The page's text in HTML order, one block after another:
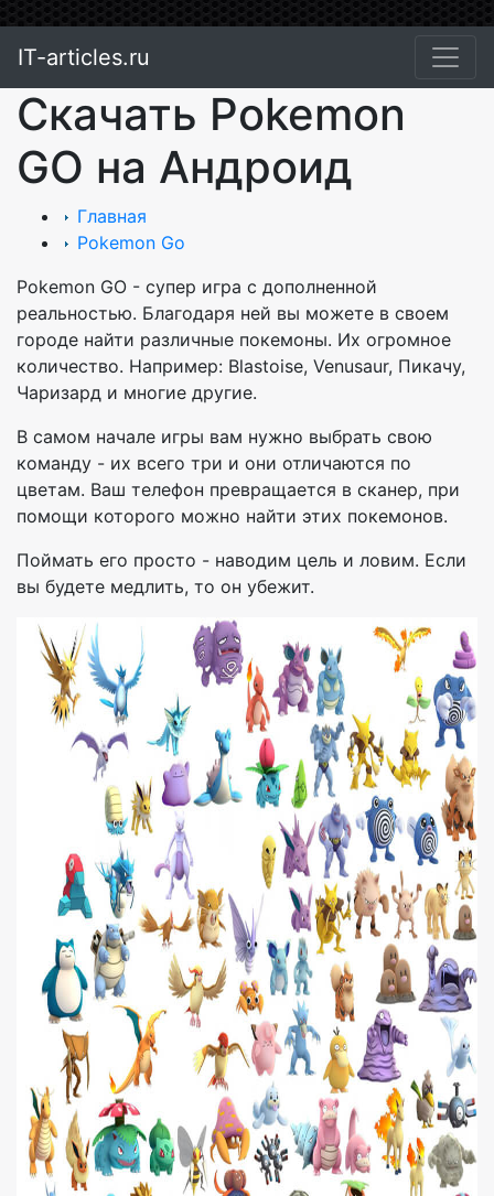
IT-articles.ru
Скачать Pokemon
GO на Андроид
Главная
Pokemon Go
Pokemon GO - супер игра с дополненной
реальностью. Благодаря ней вы можете в своем
городе найти различные покемоны. Их огромное
количество. Например: Blastoise, Venusaur, Пикачу,
Чаризард и многие другие.
В самом начале игры вам нужно выбрать свою
команду - их всего три и они отличаются по
цветам. Ваш телефон превращается в сканер, при
помощи которого можно найти этих покемонов.
Поймать его просто - наводим цель и ловим. Если
вы будете медлить, то он убежит.